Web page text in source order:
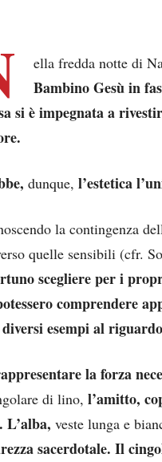
ella fredda notte di
Bambino Gesù in
si è impegnata a
dunque, l’estetica
la contingenza
quelle sensibili (cfr.
scegliere per i
comprendere
esempi al riguardo
la forza
di lino, l’amitto,
L’alba, veste lunga e
sacerdotale. Il